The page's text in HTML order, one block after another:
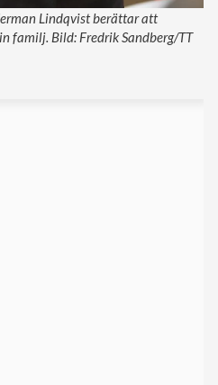
Lindqvist berättar att
familj. Bild: Fredrik Sandberg/TT